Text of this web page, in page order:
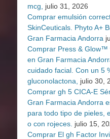
mcg,
julio 31, 2026
Comprar emulsión
SkinCeuticals. Phyto A+
Gran Farmacia Andorra
Comprar Press & Glow™
en Gran Farmacia
cuidado facial. Con un 5
gluconolactona,
julio 30,
Comprar gh 5 CICA-E
Gran Farmacia Andorra
para todo tipo de pieles,
o con rojeces. julio 15,
Comprar El gh Factor